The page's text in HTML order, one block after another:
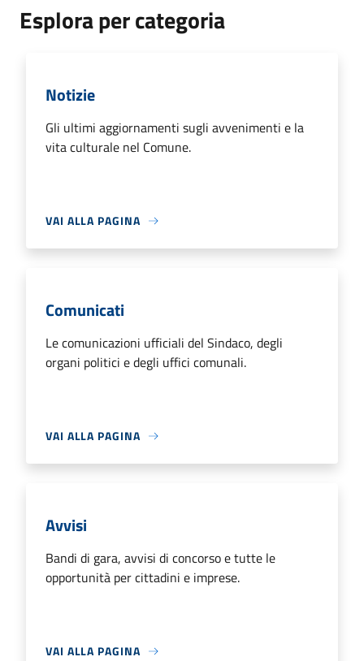
Esplora per categoria
Notizie
Gli ultimi aggiornamenti sugli avvenimenti e la
vita culturale nel Comune.
VAI ALLA PAGINA
Comunicati
Le comunicazioni ufficiali del Sindaco, degli
organi politici e degli uffici comunali.
VAI ALLA PAGINA
Avvisi
Bandi di gara, avvisi di concorso e tutte le
opportunità per cittadini e imprese.
VAI ALLA PAGINA